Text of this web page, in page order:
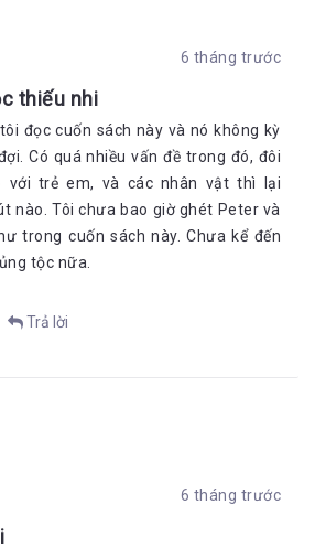
một gia đình mà ông quen biết.
món quà bất ngờ cho trẻ em ở
6 tháng trước
thiếu nhi
đọc cuốn sách này và nó không kỳ
Có quá nhiều vấn đề trong đó, đôi
với trẻ em, và các nhân vật thì lại
nào. Tôi chưa bao giờ ghét Peter và
trong cuốn sách này. Chưa kể đến
tộc nữa.
Trả lời
6 tháng trước